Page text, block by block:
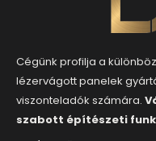
Cégünk profilja a
lézervágott panelek
viszonteladók számára.
szabott építészeti